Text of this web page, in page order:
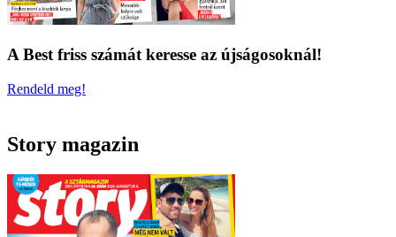
A Best friss számát keresse az újságosoknál!
Rendeld meg!
Story magazin